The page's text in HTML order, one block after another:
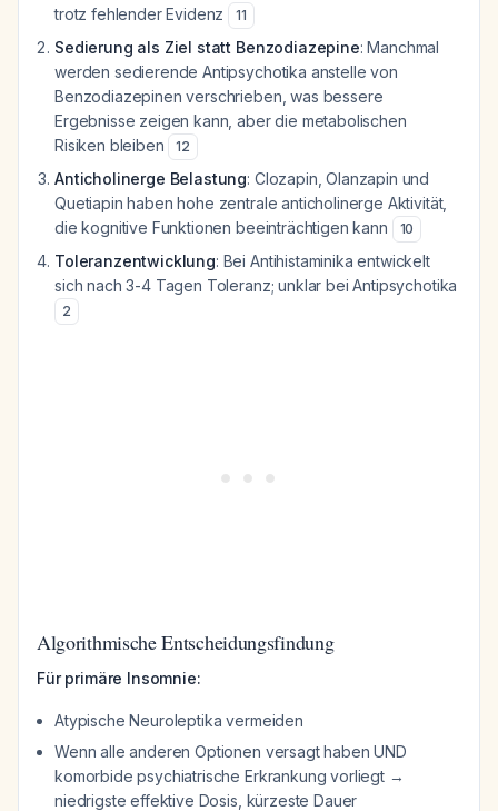
trotz fehlender Evidenz
11
Sedierung als Ziel statt Benzodiazepine: Manchmal
werden sedierende Antipsychotika anstelle von
Benzodiazepinen verschrieben, was bessere
Ergebnisse zeigen kann, aber die metabolischen
Risiken bleiben
12
Anticholinerge Belastung: Clozapin, Olanzapin und
Quetiapin haben hohe zentrale anticholinerge Aktivität,
die kognitive Funktionen beeinträchtigen kann
10
Toleranzentwicklung: Bei Antihistaminika entwickelt
sich nach 3-4 Tagen Toleranz; unklar bei Antipsychotika
2
Algorithmische Entscheidungsfindung
Für primäre Insomnie:
Atypische Neuroleptika vermeiden
Wenn alle anderen Optionen versagt haben UND
komorbide psychiatrische Erkrankung vorliegt →
niedrigste effektive Dosis, kürzeste Dauer